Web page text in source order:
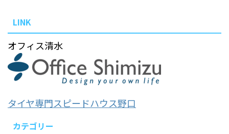
LINK
オフィス清水
タイヤ専門スピードハウス野口
カテゴリー